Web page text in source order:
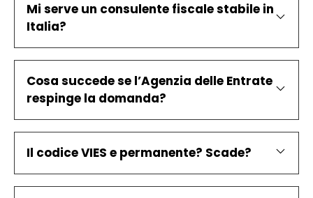
Mi serve un consulente fiscale stabile in
Italia?
Cosa succede se l’Agenzia delle Entrate
respinge la domanda?
Il codice VIES e permanente? Scade?